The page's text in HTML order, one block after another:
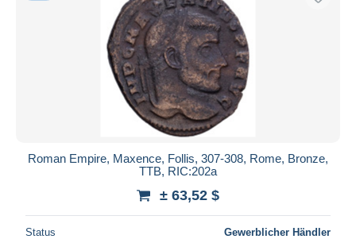
Roman Empire, Maxence, Follis, 307-308, Rome, Bronze,
TTB, RIC:202a
± 63,52 $
Status Gewerblicher Händler